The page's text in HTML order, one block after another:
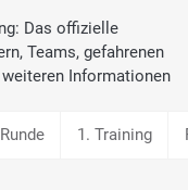
Das offizielle
Teams, gefahrenen
Informationen
1. Training